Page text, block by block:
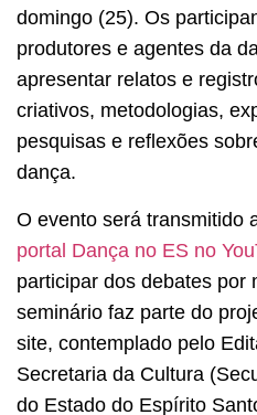
domingo (25). Os
produtores e agentes da
apresentar relatos e
criativos, metodologias,
pesquisas e reflexões
dança.
O evento será transmitido
portal Dança no ES no
participar dos debates por
seminário faz parte do
site, contemplado pelo
Secretaria da Cultura
do Estado do Espírito